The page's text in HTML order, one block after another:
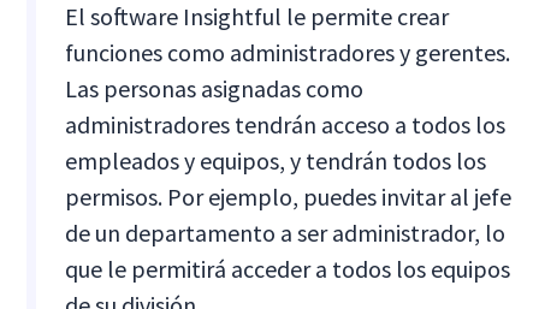
El software Insightful le permite crear
funciones como administradores y gerentes.
Las personas asignadas como
administradores tendrán acceso a todos los
empleados y equipos, y tendrán todos los
permisos. Por ejemplo, puedes invitar al jefe
de un departamento a ser administrador, lo
que le permitirá acceder a todos los equipos